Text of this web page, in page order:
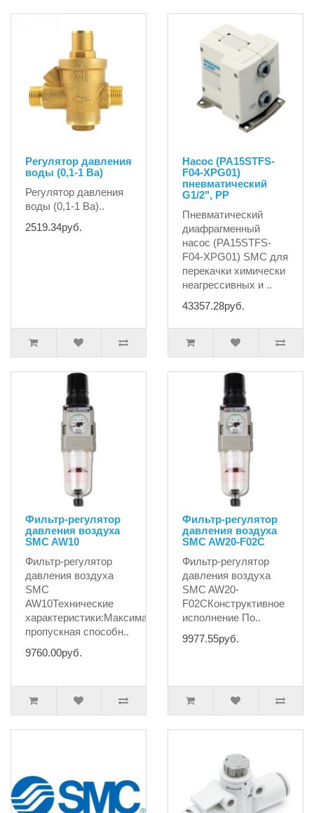
Регулятор давления
воды (0,1-1 Ba)
Регулятор давления
воды (0,1-1 Ba)..
2519.34руб.
Насос (PA15STFS-
F04-XPG01)
пневматический
G1/2", PP
Пневматический
диафрагменный
насос (PA15STFS-
F04-XPG01) SMC для
перекачки химически
неагрессивных и ..
43357.28руб.
Фильтр-регулятор
давления воздуха
SMC AW10
Фильтр-регулятор
давления воздуха
SMC
AW10Технические
характеристики:Максимальная
пропускная способн..
9760.00руб.
Фильтр-регулятор
давления воздуха
SMC AW20-F02С
Фильтр-регулятор
давления воздуха
SMC AW20-
F02СКонструктивное
исполнение По..
9977.55руб.